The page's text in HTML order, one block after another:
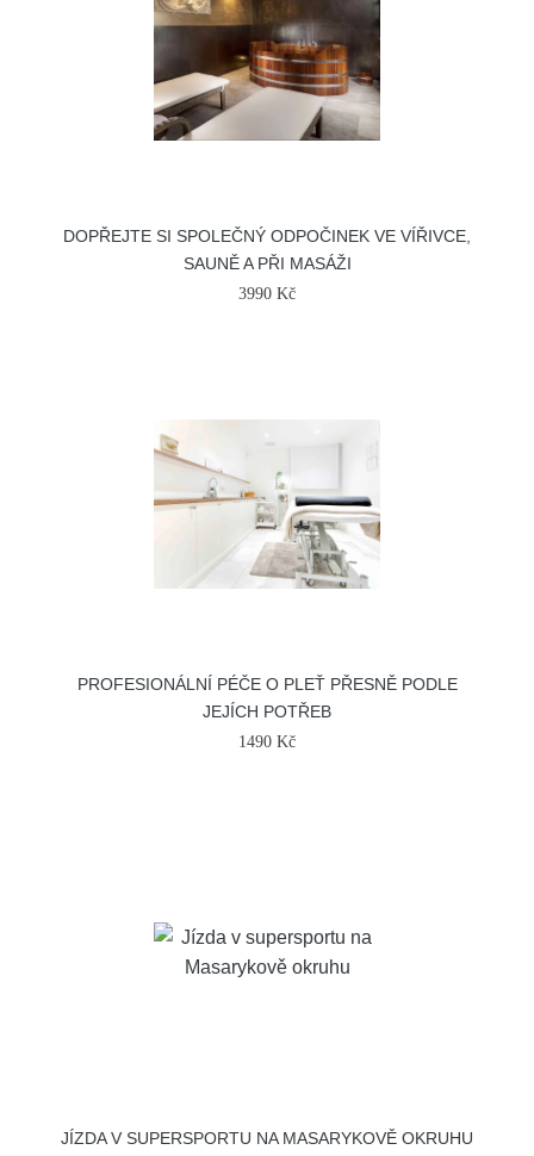
DOPŘEJTE SI SPOLEČNÝ ODPOČINEK VE VÍŘIVCE,
SAUNĚ A PŘI MASÁŽI
3990 Kč
PROFESIONÁLNÍ PÉČE O PLEŤ PŘESNĚ PODLE
JEJÍCH POTŘEB
1490 Kč
JÍZDA V SUPERSPORTU NA MASARYKOVĚ OKRUHU